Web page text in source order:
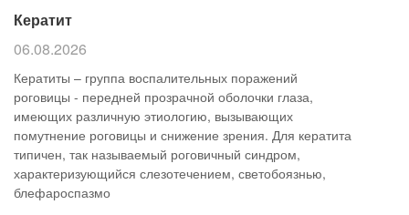
Кератит
06.08.2026
Кератиты – группа воспалительных поражений
роговицы - передней прозрачной оболочки глаза,
имеющих различную этиологию, вызывающих
помутнение роговицы и снижение зрения. Для кератита
типичен, так называемый роговичный синдром,
характеризующийся слезотечением, светобоязнью,
блефароспазмо